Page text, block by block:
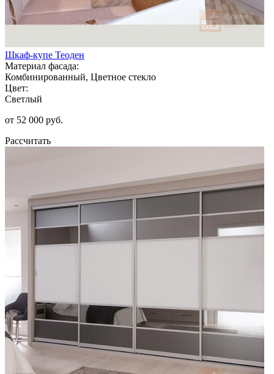
Шкаф-купе Теоден
Материал фасада:
Комбинированный, Цветное стекло
Цвет:
Светлый
от 52 000 руб.
Рассчитать